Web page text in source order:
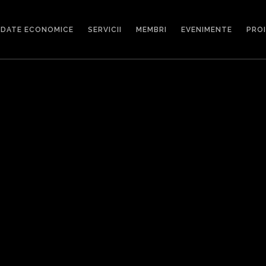
DATE ECONOMICE SERVICII MEMBRI EVENIMENTE